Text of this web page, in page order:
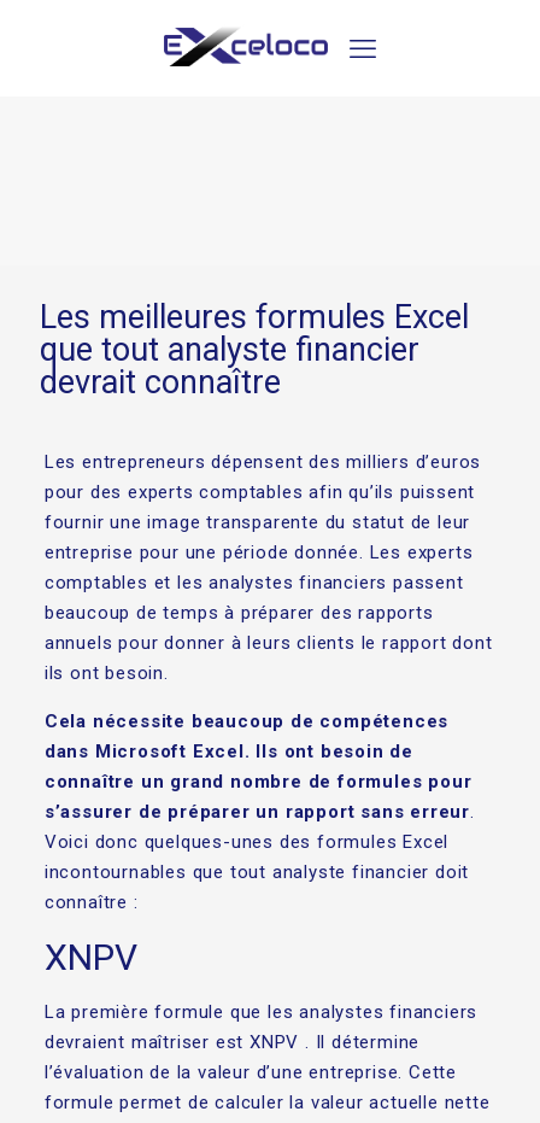
Les meilleures formules Excel
que tout analyste financier
devrait connaître
Les entrepreneurs dépensent des milliers d’euros
pour des experts comptables afin qu’ils puissent
fournir une image transparente du statut de leur
entreprise pour une période donnée. Les experts
comptables et les analystes financiers passent
beaucoup de temps à préparer des rapports
annuels pour donner à leurs clients le rapport dont
ils ont besoin.
Cela nécessite beaucoup de compétences
dans Microsoft Excel. Ils ont besoin de
connaître un grand nombre de formules pour
s’assurer de préparer un rapport sans erreur.
Voici donc quelques-unes des formules Excel
incontournables que tout analyste financier doit
connaître :
XNPV
La première formule que les analystes financiers
devraient maîtriser est XNPV . Il détermine
l’évaluation de la valeur d’une entreprise. Cette
formule permet de calculer la valeur actuelle nette